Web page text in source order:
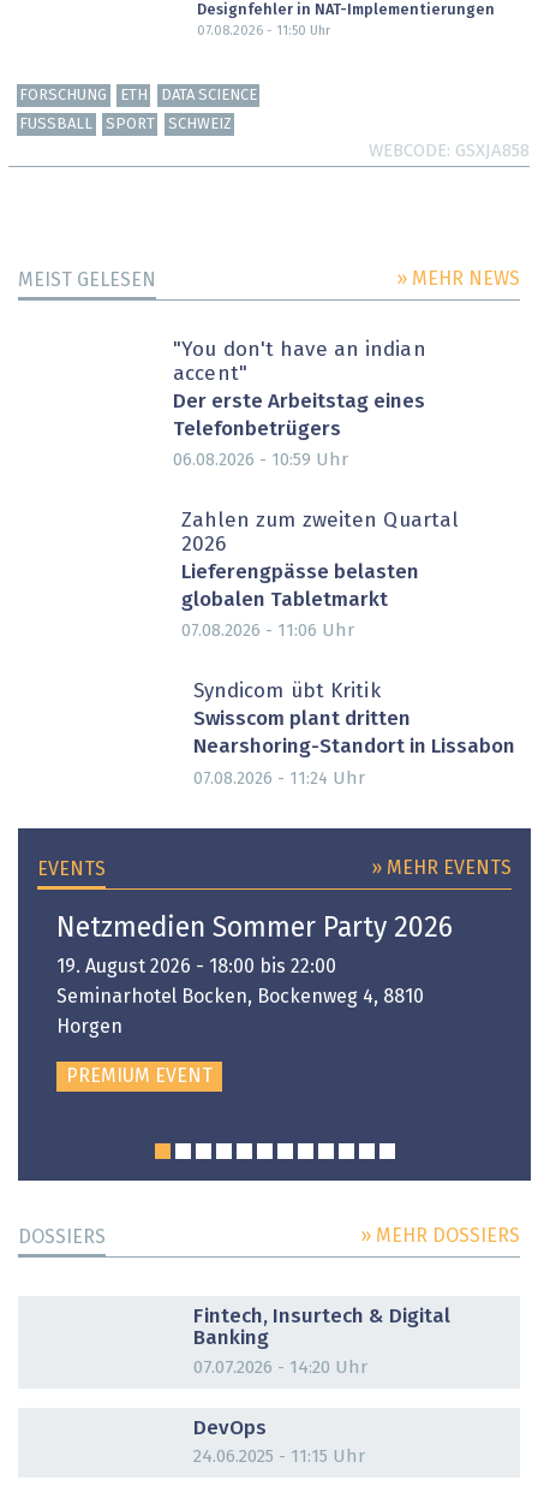
Designfehler in NAT-Implementierungen
07.08.2026 - 11:50 Uhr
FORSCHUNG ETH
DATA SCIENCE
FUSSBALL
SPORT SCHWEIZ
WEBCODE GSXJA858
MEIST GELESEN » MEHR NEWS
"You don't have an indian
accent"
Der erste Arbeitstag eines
Telefonbetrügers
06.08.2026 - 10:59 Uhr
Zahlen zum zweiten Quartal
2026
Lieferengpässe belasten
globalen Tabletmarkt
07.08.2026 - 11:06 Uhr
Syndicom übt Kritik
Swisscom plant dritten
Nearshoring-Standort in Lissabon
07.08.2026 - 11:24 Uhr
EVENTS » MEHR EVENTS
Netzmedien Sommer Party 2026
19. August 2026 - 18:00 bis 22:00
Seminarhotel Bocken, Bockenweg 4, 8810
Horgen
PREMIUM EVENT
DOSSIERS » MEHR DOSSIERS
Fintech, Insurtech & Digital
Banking
07.07.2026 - 14:20 Uhr
DevOps
24.06.2025 - 11:15 Uhr